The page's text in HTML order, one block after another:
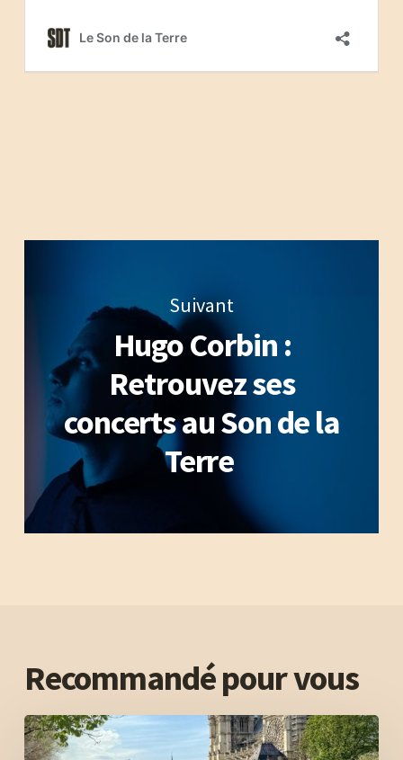
Suivant
Hugo Corbin :
Retrouvez ses
concerts au Son de la
Terre
Recommandé pour vous
Organiser
un